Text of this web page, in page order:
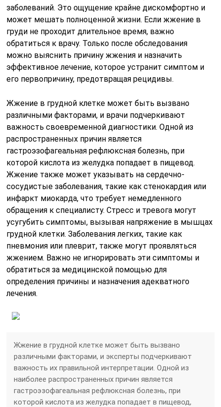
заболеваний. Это ощущение крайне дискомфортно и
может мешать полноценной жизни. Если жжение в
груди не проходит длительное время, важно
обратиться к врачу. Только после обследования
можно выяснить причину жжения и назначить
эффективное лечение, которое устранит симптом и
его первопричину, предотвращая рецидивы.
Жжение в грудной клетке может быть вызвано
различными факторами, и врачи подчеркивают
важность своевременной диагностики. Одной из
распространенных причин является
гастроэзофагеальная рефлюксная болезнь, при
которой кислота из желудка попадает в пищевод.
Жжение также может указывать на сердечно-
сосудистые заболевания, такие как стенокардия или
инфаркт миокарда, что требует немедленного
обращения к специалисту. Стресс и тревога могут
усугубить симптомы, вызывая напряжение в мышцах
грудной клетки. Заболевания легких, такие как
пневмония или плеврит, также могут проявляться
жжением. Важно не игнорировать эти симптомы и
обратиться за медицинской помощью для
определения причины и назначения адекватного
лечения.
Жжение в грудной клетке может быть вызвано
различными факторами, и эксперты подчеркивают
важность их правильной интерпретации. Одной из
наиболее распространенных причин является
гастроэзофагеальная рефлюксная болезнь, при
которой кислота из желудка попадает в пищевод,